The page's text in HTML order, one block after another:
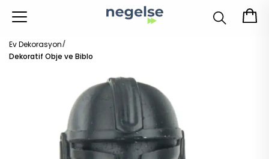
Ev Dekorasyon
Dekoratif Obje ve Biblo